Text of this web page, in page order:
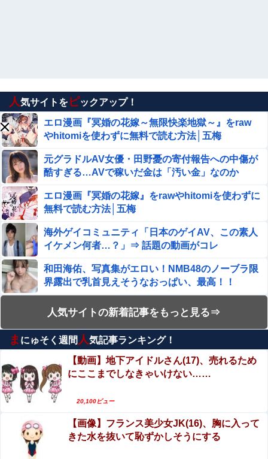
Apple vs Microsoftならどっちが強いんや？
【動画】大阪府警のおっさん射殺映像が公開される。当然
のように無抵抗だったことが発覚
「暴走族じゃないのにコルク半ヘルメットを被ってた」と
因縁つけて暴行 少年らと父親(37)逮捕
可愛すぎるおむすび屋さん（28）、新店舗に4000万円ク
ラファンした成功した結果弱男集団から叩かれてしまうｗ
ｗｗｗ
【朗報】日本のおじいちゃん・おばあちゃん、半数以上が
SNSを使いこなしていたｗｗｗｗｗ
河出奈都美アナ ニットの●●、谷間チラ！！
【画像】JKダンス部、部員の８割が巨乳のムホホ部だっ
たｗｗｗｗ
“アンダーヘア脱毛”に中高年男性殺到のワケ…9年で患者
数が200倍以上
従姉妹の娘が「ワイニートのジッジ（金持ち）」にやたら
会いに来る理由ｗｗｗｗｗ
【悲報】人気配信者「はっきり言う、ジャングリア沖縄ほ
んとーーーーーーーーにおもんない！！！！」→炎上
人気サイトを ピックアップ！
エロ漫画『冥婚の花嫁～無限快楽地獄～』をraw
やhitomiを使わずに無料で読む方法│五梅
元グラドルAV女優・田野憂の寄付報告への中傷が
酷すぎる…AVで稼いだ金は「汚い金」なのか
エロ漫画『冥婚の花嫁』をrawやhitomiを使わずに
無料で読む方法│五梅
海外ゲイコミュニティ「日本のゲイAV、この素人
イケメン何者…？」⇒ 話題の動画がコレ
和田海佑、写真集がエロい！NMB48のノーブラ限
界露出で乳首見えそうなおっぱい、最高！！
妊婦・田中みな実さん、背中と横乳を大胆露出し
て公の場に出てしまうｗｗｗｗｗｗ
【動画】逃げる判断はやっ！埼玉でスマホ運転の
プリウスに当て逃げされる車載。
【動画】これはお見事。中国重慶市で珍しい事故
が撮影される。
り狂う100人の村人に囲まれこうなる…（動画あ
人気サイトの新着記事をもっと見る⇒
ま にゅそく週間 人気記事ランキング！
【動画】地下アイドルさん(17)、売れるため
にここまでしなきゃいけない……
20,100ビュー
【画像】フランス美少女JK(16)、胸に入って
きた水を抜いて恥ずかしそうにする